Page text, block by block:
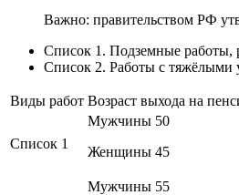
Важно: правительством РФ
Список 1. Подземные работы,
Список 2. Работы с тяжёлыми
Виды работ Возраст выхода на
Список 1
Мужчины 50
Женщины 45
Мужчины 55